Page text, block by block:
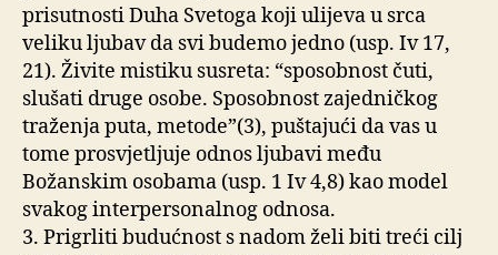
prisutnosti Duha Svetoga koji ulijeva u srca
veliku ljubav da svi budemo jedno (usp. Iv 17,
21). Živite mistiku susreta: “sposobnost čuti,
slušati druge osobe. Sposobnost zajedničkog
traženja puta, metode”(3), puštajući da vas u
tome prosvjetljuje odnos ljubavi među
Božanskim osobama (usp. 1 Iv 4,8) kao model
svakog interpersonalnog odnosa.
3. Prigrliti budućnost s nadom želi biti treći cilj